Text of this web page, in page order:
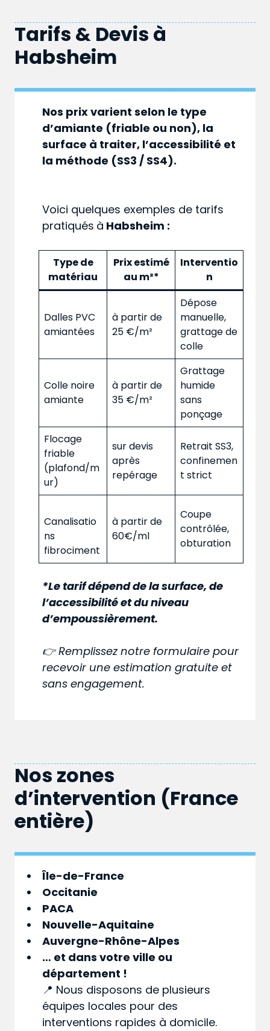
Tarifs & Devis à
Habsheim
Nos prix varient selon le type
d’amiante (friable ou non), la
surface à traiter, l’accessibilité et
la méthode (SS3 / SS4).
Voici quelques exemples de tarifs
pratiqués à Habsheim :
Type de
matériau
Prix estimé
au m²*
Interventio
n
Dalles PVC
amiantées
à partir de
25 €/m²
Dépose
manuelle,
grattage de
colle
Colle noire
amiante
à partir de
35 €/m²
Grattage
humide
sans
ponçage
Flocage
friable
(plafond/m
ur)
sur devis
après
repérage
Retrait SS3,
confinemen
t strict
Canalisatio
ns
fibrociment
à partir de
60€/ml
Coupe
contrôlée,
obturation
*Le tarif dépend de la surface, de
l’accessibilité et du niveau
d’empoussièrement.
👉 Remplissez notre formulaire pour
recevoir une estimation gratuite et
sans engagement.
Nos zones
d’intervention (France
entière)
Île-de-France
Occitanie
PACA
Nouvelle-Aquitaine
Auvergne-Rhône-Alpes
… et dans votreville ou
département !
📍 Nous disposons de plusieurs
équipes locales pour des
interventions rapides à domicile.